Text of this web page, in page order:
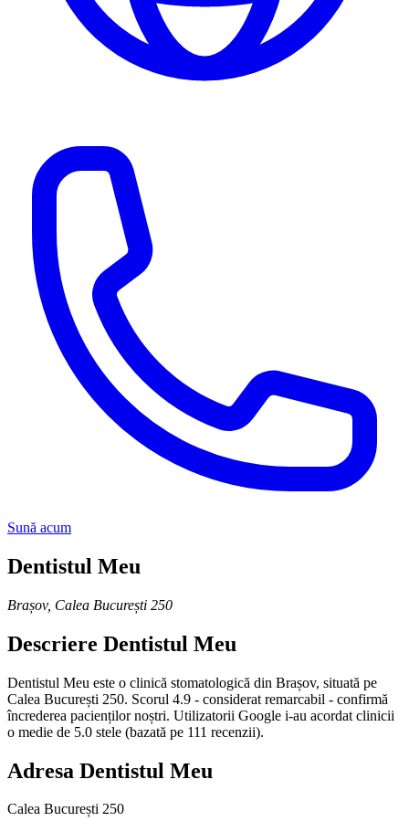
Sună acum
Dentistul Meu
Brașov, Calea București 250
Descriere Dentistul Meu
Dentistul Meu este o clinică stomatologică din Brașov, situată pe
Calea București 250. Scorul 4.9 - considerat remarcabil - confirmă
încrederea pacienților noștri. Utilizatorii Google i-au acordat clinicii
o medie de 5.0 stele (bazată pe 111 recenzii).
Adresa Dentistul Meu
Calea București 250